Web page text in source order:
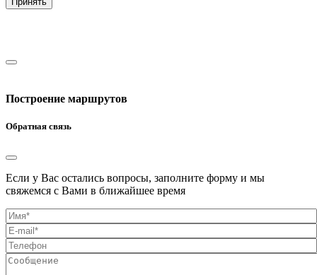
Построение маршрутов
Обратная связь
Если у Вас остались вопросы, заполните форму и мы
свяжемся с Вами в ближайшее время